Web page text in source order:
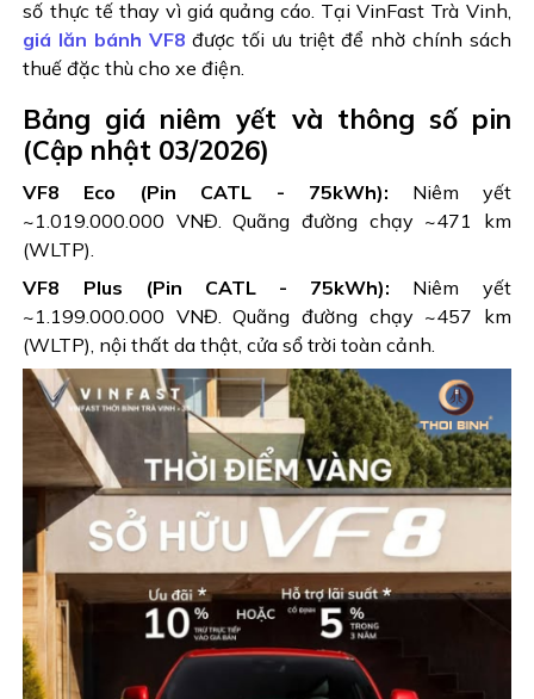
số thực tế thay vì giá quảng cáo. Tại VinFast Trà Vinh,
giá lăn bánh VF8 được tối ưu triệt để nhờ chính sách
thuế đặc thù cho xe điện.
Bảng giá niêm yết và thông số pin
(Cập nhật 03/2026)
VF8 Eco (Pin CATL - 75kWh): Niêm yết
~1.019.000.000 VNĐ. Quãng đường chạy ~471 km
(WLTP).
VF8 Plus (Pin CATL - 75kWh): Niêm yết
~1.199.000.000 VNĐ. Quãng đường chạy ~457 km
(WLTP), nội thất da thật, cửa sổ trời toàn cảnh.